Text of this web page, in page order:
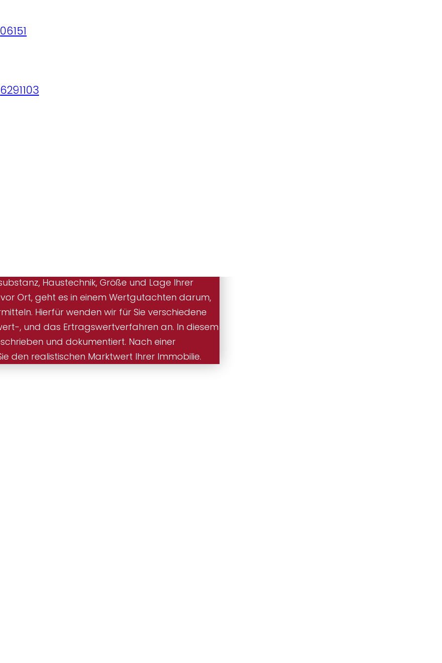
06151
6291103
Haustechnik, Größe und Lage Ihrer
Ort, geht es in einem Wertgutachten darum,
Hierfür wenden wir für Sie verschiedene
, und das Ertragswertverfahren an. In diesem
und dokumentiert. Nach einer
den realistischen Marktwert Ihrer Immobilie.